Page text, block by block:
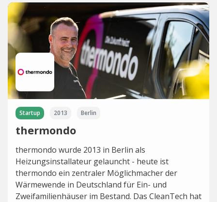
Startup 2013 Berlin
thermondo
thermondo wurde 2013 in Berlin als
Heizungsinstallateur gelauncht - heute ist
thermondo ein zentraler Möglichmacher der
Wärmewende in Deutschland für Ein- und
Zweifamilienhäuser im Bestand. Das CleanTech hat